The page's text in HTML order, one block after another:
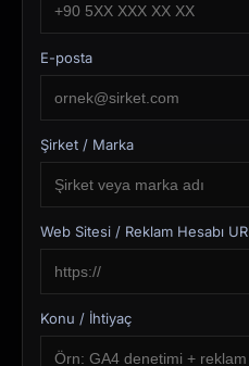
E-posta
Şirket / Marka
Web Sitesi / Reklam Hesabı
Konu / İhtiyaç